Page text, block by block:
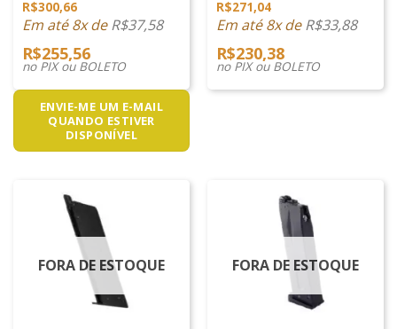
R$300,66
Em até 8x deR$37,58
R$255,56
no PIX ou BOLETO
ENVIE-ME UM E-MAIL
QUANDO ESTIVER
DISPONÍVEL
R$271,04
Em até 8x deR$33,88
R$230,38
no PIX ou BOLETO
FORA DE ESTOQUE FORA DE ESTOQUE